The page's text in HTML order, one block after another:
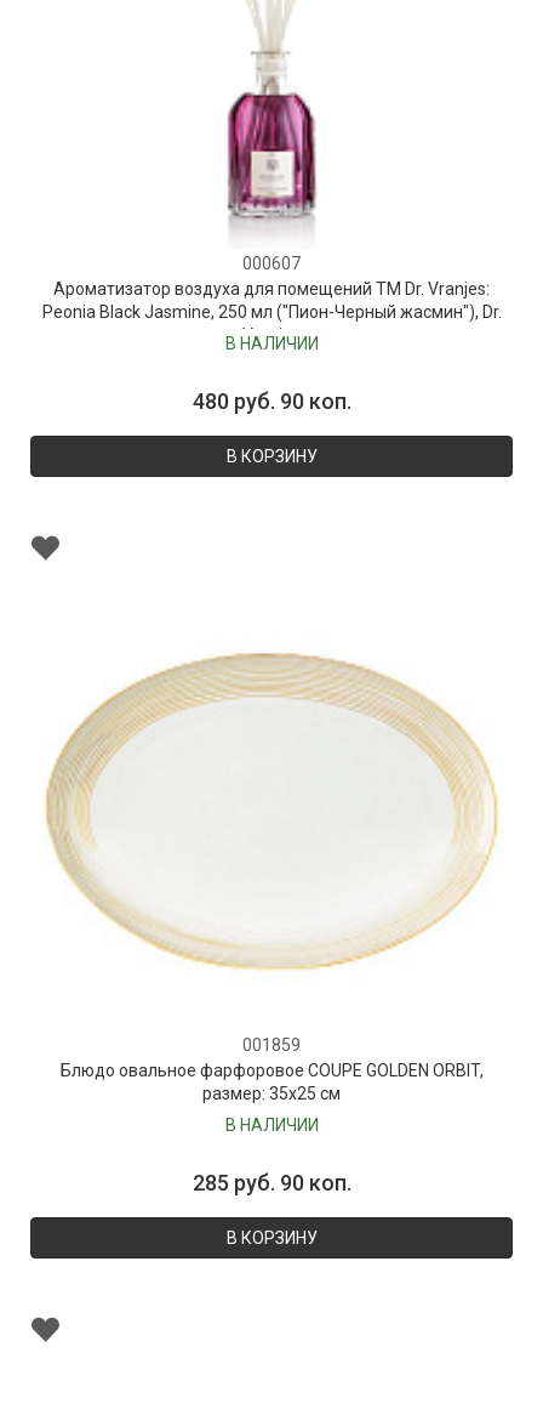
000607
Ароматизатор воздуха для помещений ТМ Dr. Vranjes:
Peonia Black Jasmine, 250 мл ("Пион-Черный жасмин"), Dr.
Vranjes
В НАЛИЧИИ
480 руб. 90 коп.
В КОРЗИНУ
001859
Блюдо овальное фарфоровое COUPE GOLDEN ORBIT,
размер: 35х25 см
В НАЛИЧИИ
285 руб. 90 коп.
В КОРЗИНУ